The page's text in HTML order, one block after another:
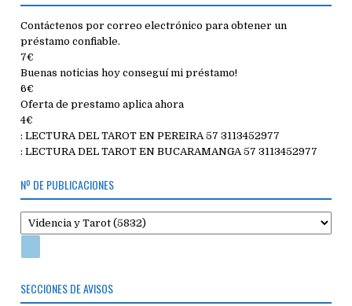
Contáctenos por correo electrónico para obtener un
préstamo confiable.
7€
Buenas noticias hoy conseguí mi préstamo!
6€
Oferta de prestamo aplica ahora
4€
: LECTURA DEL TAROT EN PEREIRA 57 3113452977
: LECTURA DEL TAROT EN BUCARAMANGA 57 3113452977
Nº DE PUBLICACIONES
SECCIONES DE AVISOS